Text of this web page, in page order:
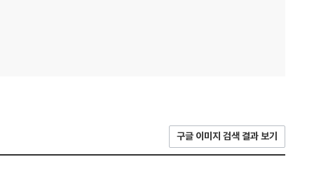
구글 이미지 검색 결과 보기